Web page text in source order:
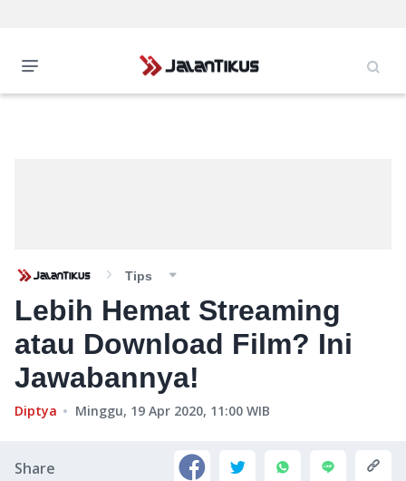
Tips
Lebih Hemat Streaming
atau Download Film? Ini
Jawabannya!
Diptya Minggu, 19 Apr 2020, 11:00 WIB
Share